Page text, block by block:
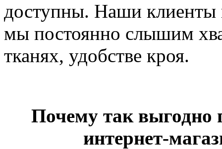
доступны. Наши клиенты
мы постоянно слышим
тканях, удобстве кроя.
Почему так выгодно
интернет-